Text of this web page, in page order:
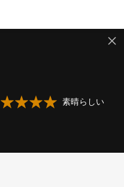
素晴らしい